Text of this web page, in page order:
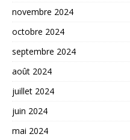
novembre 2024
octobre 2024
septembre 2024
août 2024
juillet 2024
juin 2024
mai 2024